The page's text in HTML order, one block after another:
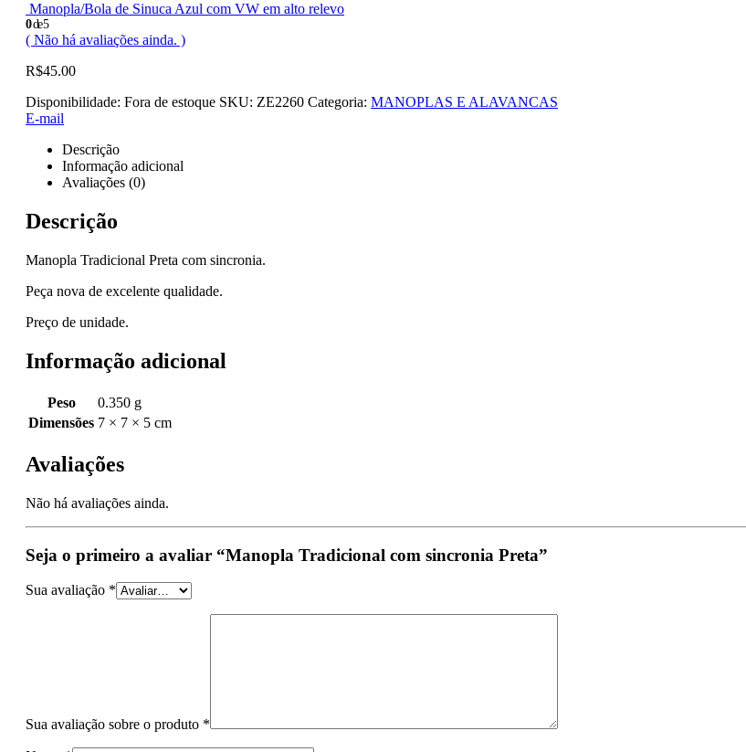
Manopla/Bola de Sinuca Azul com VW em alto relevo
0de 5
( Não há avaliações ainda. )
R$45.00
Disponibilidade: Fora de estoque SKU: ZE2260 Categoria: MANOPLAS E ALAVANCAS
E-mail
Descrição
Informação adicional
Avaliações (0)
Descrição
Manopla Tradicional Preta com sincronia.
Peça nova de excelente qualidade.
Preço de unidade.
Informação adicional
Peso
0.350 g
Dimensões 7 × 7 × 5 cm
Avaliações
Não há avaliações ainda.
Seja o primeiro a avaliar “Manopla Tradicional com sincronia Preta”
Sua avaliação *
Sua avaliação sobre o produto *